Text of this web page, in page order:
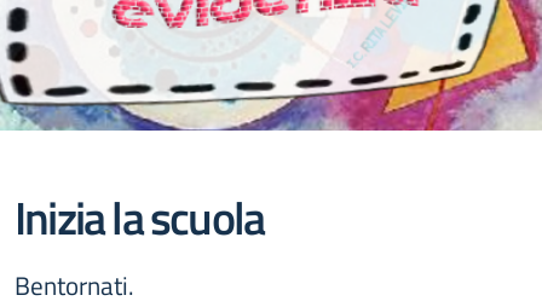
Inizia la scuola
Bentornati.